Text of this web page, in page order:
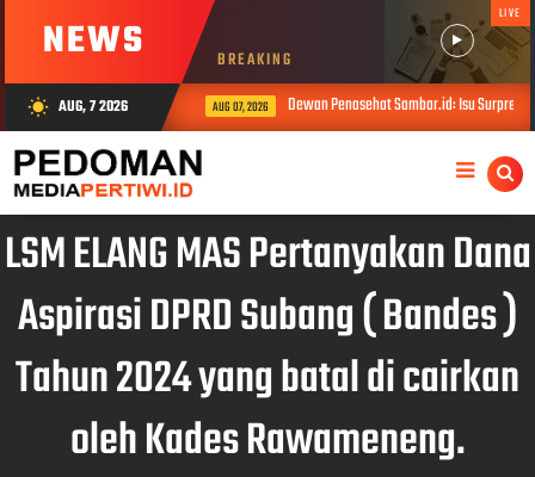
NEWS BREAKING
LIVE
wb_sunny AUG, 7 2026 AUG 07, 2026 Dewan Penasehat Sambar.id: Isu Surpres
LSM ELANG MAS Pertanyakan Dana
Aspirasi DPRD Subang ( Bandes )
Tahun 2024 yang batal di cairkan
oleh Kades Rawameneng.